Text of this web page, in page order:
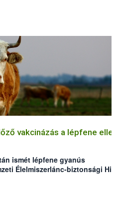
jelentősen csökkent például a
alkalmatlan termékek
vakcinázás a lépfene elleni
ismét lépfene gyanús
Élelmiszerlánc-biztonsági
eset Békés megyei, legelőn
Bár az elmúlt években
köszönhetően